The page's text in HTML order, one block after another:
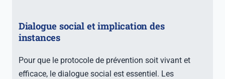
Dialogue social et implication des
instances
Pour que le protocole de prévention soit vivant et
efficace, le dialogue social est essentiel. Les